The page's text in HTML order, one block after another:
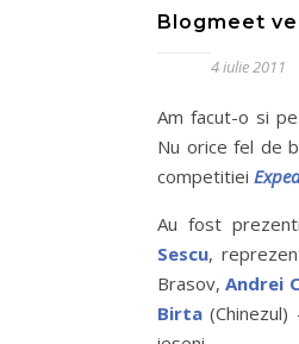
Blogmeet
4 iulie 2011
Am facut-o si
Nu orice fel de
competitiei
Au fost
Sescu,
Brasov,Andrei
Birta